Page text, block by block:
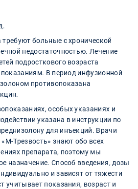
больные с хронической
недостаточностью. Лечение
подросткового возраста
показаниям. В период инфузионной
противопоказана
особых указаниях и
указана в инструкции по
для инъекций. Врачи
«М-Трезвость» знают обо всех
препарата, поэтому мы
назначение. Способ введения, дозы
и зависят от тяжести
учитывает показания, возраст и